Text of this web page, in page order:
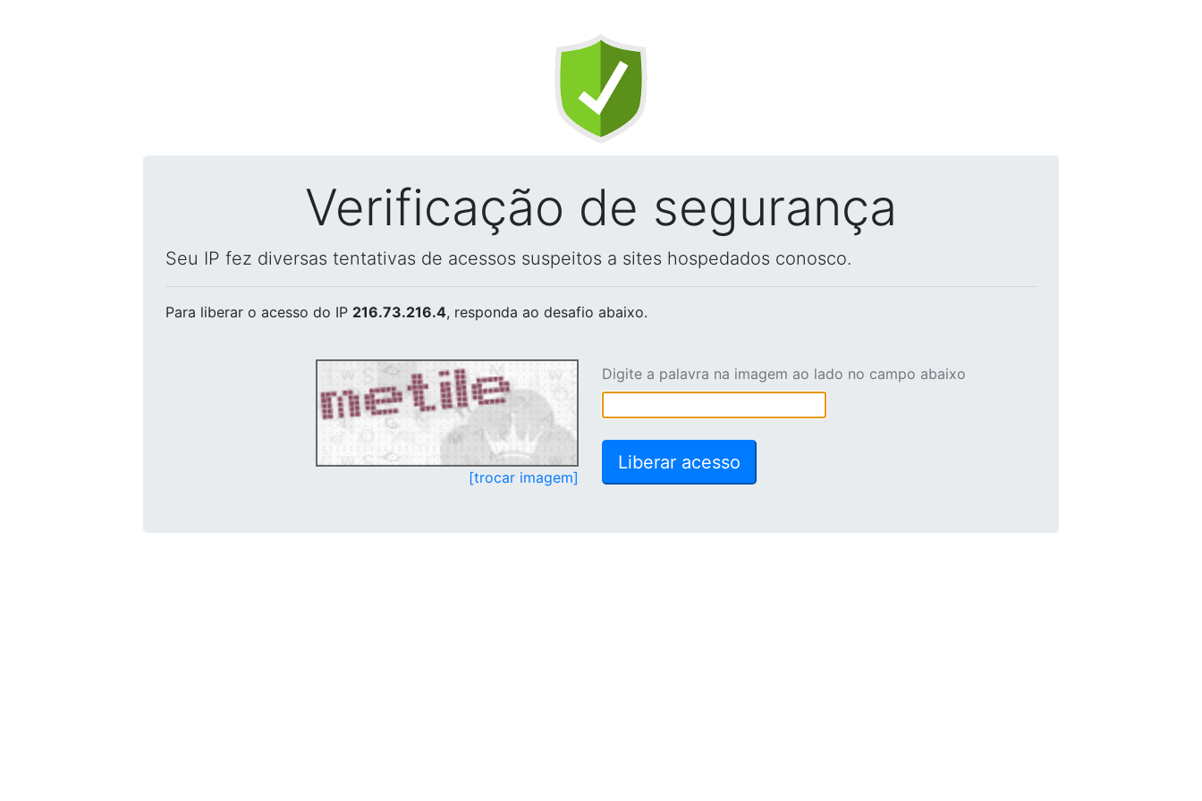
Verificação de segurança
Seu IP fez diversas tentativas de acessos suspeitos a sites hospedados conosco.
Para liberar o acesso do IP 216.73.216.4, responda ao desafio abaixo.
[trocar imagem]
Digite a palavra na imagem ao lado no campo abaixo